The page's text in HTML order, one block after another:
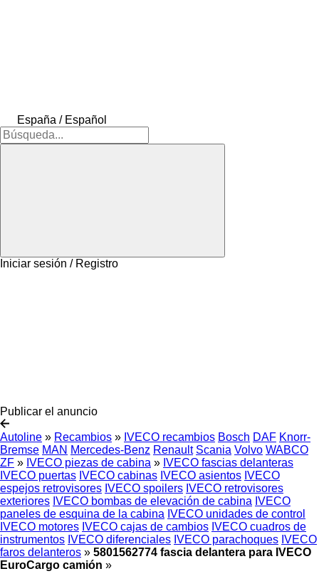
España / Español
Iniciar sesión / Registro
Publicar el anuncio
Autoline » Recambios » IVECO recambios Bosch DAF Knorr-
Bremse MAN Mercedes-Benz Renault Scania Volvo WABCO
ZF » IVECO piezas de cabina » IVECO fascias delanteras
IVECO puertas IVECO cabinas IVECO asientos IVECO
espejos retrovisores IVECO spoilers IVECO retrovisores
exteriores IVECO bombas de elevación de cabina IVECO
paneles de esquina de la cabina IVECO unidades de control
IVECO motores IVECO cajas de cambios IVECO cuadros de
instrumentos IVECO diferenciales IVECO parachoques IVECO
faros delanteros » 5801562774 fascia delantera para IVECO
EuroCargo camión »